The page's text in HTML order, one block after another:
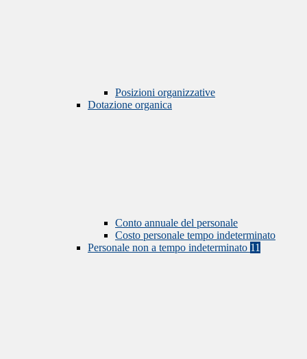
Posizioni organizzative
Dotazione organica
Conto annuale del personale
Costo personale tempo indeterminato
Personale non a tempo indeterminato 11